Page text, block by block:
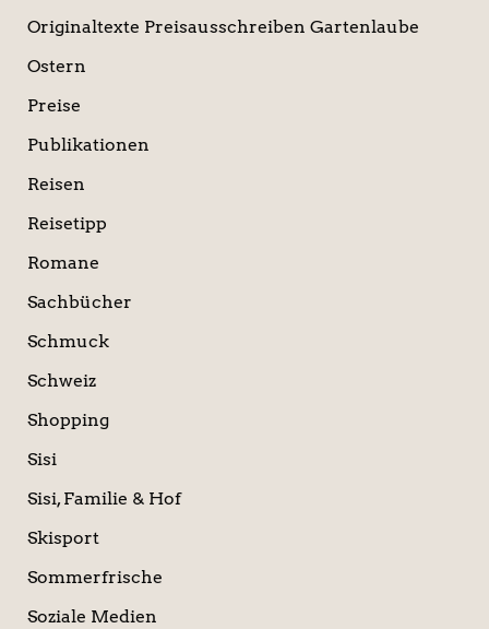
Originaltexte Preisausschreiben Gartenlaube
Ostern
Preise
Publikationen
Reisen
Reisetipp
Romane
Sachbücher
Schmuck
Schweiz
Shopping
Sisi
Sisi, Familie & Hof
Skisport
Sommerfrische
Soziale Medien